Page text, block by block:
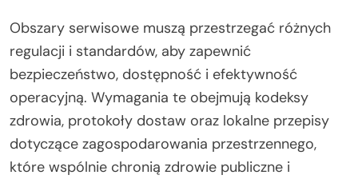
Obszary serwisowe muszą przestrzegać różnych
regulacji i standardów, aby zapewnić
bezpieczeństwo, dostępność i efektywność
operacyjną. Wymagania te obejmują kodeksy
zdrowia, protokoły dostaw oraz lokalne przepisy
dotyczące zagospodarowania przestrzennego,
które wspólnie chronią zdrowie publiczne i